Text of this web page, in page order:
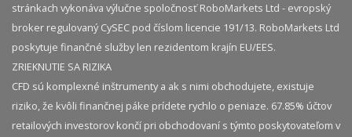
stránkach vykonáva výlučne spoločnosť RoboMarkets Ltd - evropský
broker regulovaný CySEC pod číslom licencie 191/13. RoboMarkets Ltd
poskytuje finančné služby len rezidentom krajín EU/EES.
ZRIEKNUTIE SA RIZIKA
CFD sú komplexné inštrumenty a ak s nimi obchodujete, existuje
riziko, že kvôli finančnej páke prídete rychlo o peniaze. 67.85% účtov
retailových investorov končí pri obchodovaní s týmto poskytovateľom v